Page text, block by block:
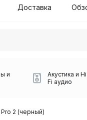
Доставка
и
Акустика и
Fi аудио
2 (черный)